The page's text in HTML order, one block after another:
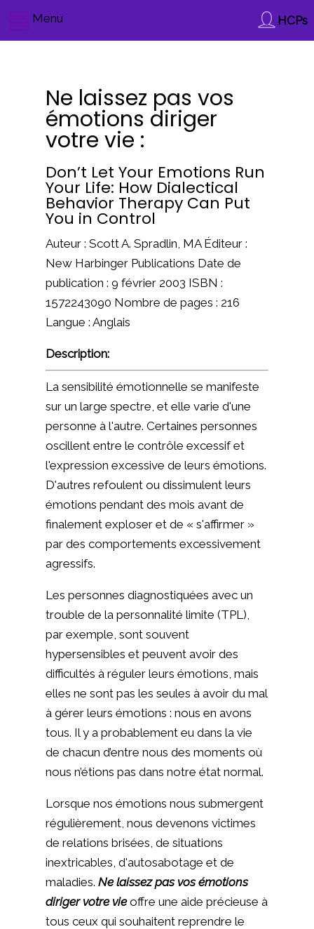
Ne laissez pas vos
émotions diriger
votre vie :
Don’t Let Your Emotions Run
Your Life: How Dialectical
Behavior Therapy Can Put
You in Control
Auteur : Scott A. Spradlin, MA Éditeur :
New Harbinger Publications Date de
publication : 9 février 2003 ISBN :
1572243090 Nombre de pages : 216
Langue : Anglais
Description:
La sensibilité émotionnelle se manifeste
sur un large spectre, et elle varie d'une
personne à l'autre. Certaines personnes
oscillent entre le contrôle excessif et
l'expression excessive de leurs émotions.
D'autres refoulent ou dissimulent leurs
émotions pendant des mois avant de
finalement exploser et de « s'affirmer »
par des comportements excessivement
agressifs.
Les personnes diagnostiquées avec un
trouble de la personnalité limite (TPL),
par exemple, sont souvent
hypersensibles et peuvent avoir des
difficultés à réguler leurs émotions, mais
elles ne sont pas les seules à avoir du mal
à gérer leurs émotions : nous en avons
tous. Il y a probablement eu dans la vie
de chacun d’entre nous des moments où
nous n’étions pas dans notre état normal.
Lorsque nos émotions nous submergent
régulièrement, nous devenons victimes
de relations brisées, de situations
inextricables, d'autosabotage et de
maladies. Ne laissez pas vos émotions
diriger votre vieoffre une aide précieuse à
tous ceux qui souhaitent reprendre le
Menu HCPs